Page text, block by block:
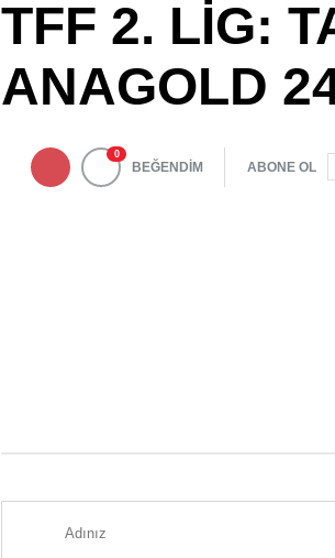
TFF 2. LİG:
ANAGOLD
0
BEĞENDİM ABONE OL